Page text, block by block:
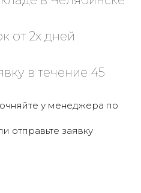
от 2х дней
в течение 45
у менеджера по
отправьте заявку